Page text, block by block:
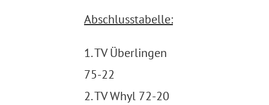
Abschlusstabelle:
1. TV Überlingen
75-22
2. TV Whyl 72-20